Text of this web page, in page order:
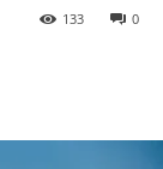
0
133